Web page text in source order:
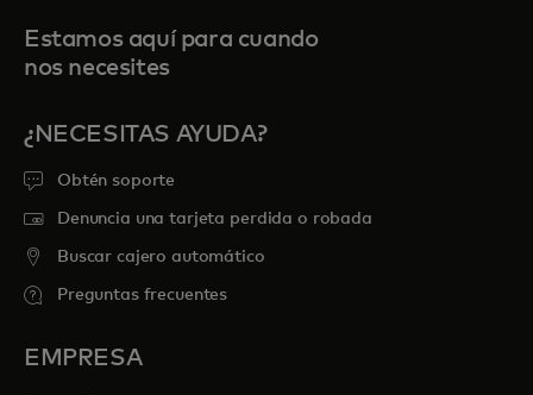
Estamos aquí para cuando
nos necesites
¿NECESITAS AYUDA?
Obtén soporte
Denuncia una tarjeta perdida o robada
Buscar cajero automático
Preguntas frecuentes
EMPRESA